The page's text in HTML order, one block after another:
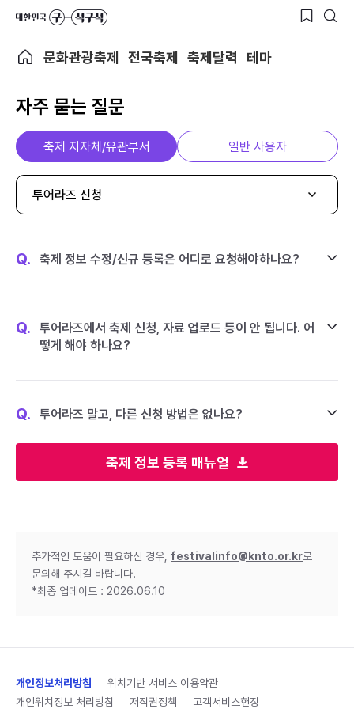
문화관광축제 전국축제 축제달력 테마
자주 묻는 질문
축제 정보 등록 매뉴얼
축제 지자체/유관부서 일반 사용자
투어라즈 신청
Q. 축제 정보 수정/신규 등록은 어디로 요청해야하나요?
Q.
투어라즈에서 축제 신청, 자료 업로드 등이 안 됩니다. 어
떻게 해야 하나요?
Q. 투어라즈 말고, 다른 신청 방법은 없나요?
추가적인 도움이 필요하신 경우, festivalinfo@knto.or.kr로
문의해 주시길 바랍니다.
*최종 업데이트 : 2026.06.10
개인정보처리방침
위치기반 서비스 이용약관
개인위치정보 처리방침
저작권정책 고객서비스헌장